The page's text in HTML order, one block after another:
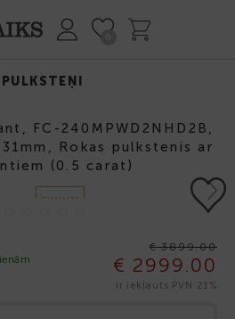
FC-240MPWD2NHD2B,
Rokas pulkstenis ar
(0.5 carat)
DIMANTS
Next
€ 3899.00
€ 2999.00
ir iekļauts PVN 21%